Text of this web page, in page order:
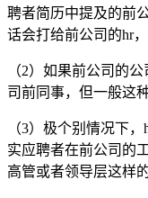
聘者简历中提及的前
话会打给前公司的hr
（2）如果前公司的
司前同事，但一般这
（3）极个别情况下
实应聘者在前公司的
高管或者领导层这样